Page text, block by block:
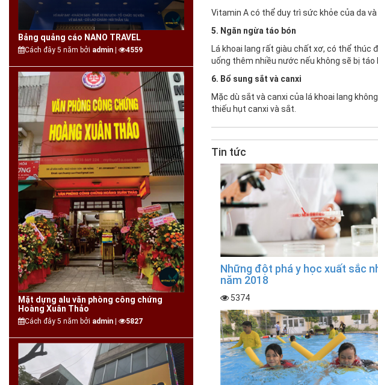
Bảng quảng cáo NANO TRAVEL
Cách đây 5 năm bởi admin | 4559
Mặt dựng alu văn phòng công chứng
Hoàng Xuân Thảo
Cách đây 5 năm bởi admin | 5827
Vitamin A có thể duy trì sức khỏe của da
5. Ngăn ngừa táo bón
Lá khoai lang rất giàu chất xơ, có thể thúc
uống thêm nhiều nước nếu không sẽ bị táo
6. Bổ sung sắt và canxi
Mặc dù sắt và canxi của lá khoai lang
thiếu hụt canxi và sắt.
Tin tức
Những đột phá y học xuất sắc
năm 2018
5374